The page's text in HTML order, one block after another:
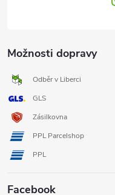
Možnosti dopravy
Odběr v Liberci
GLS
Zásilkovna
PPL Parcelshop
PPL
Facebook